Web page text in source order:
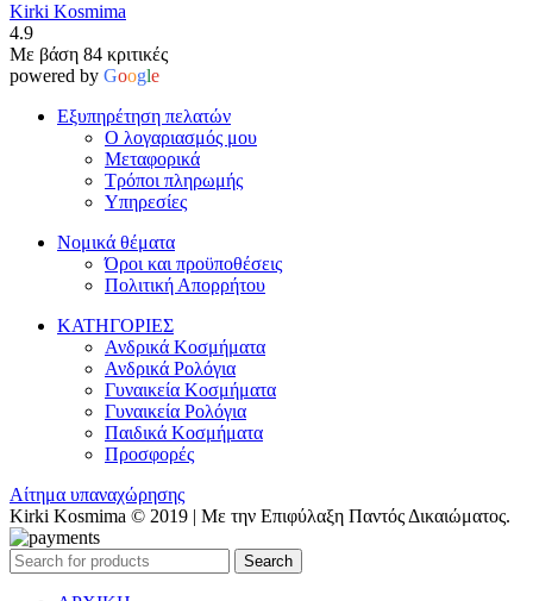
Kirki Kosmima
4.9
Με βάση 84 κριτικές
powered by Google
Εξυπηρέτηση πελατών
Ο λογαριασμός μου
Μεταφορικά
Τρόποι πληρωμής
Υπηρεσίες
Νομικά θέματα
Όροι και προϋποθέσεις
Πολιτική Απορρήτου
ΚΑΤΗΓΟΡΙΕΣ
Ανδρικά Κοσμήματα
Ανδρικά Ρολόγια
Γυναικεία Κοσμήματα
Γυναικεία Ρολόγια
Παιδικά Κοσμήματα
Προσφορές
Αίτημα υπαναχώρησης
Kirki Kosmima © 2019 | Με την Επιφύλαξη Παντός Δικαιώματος.
Search